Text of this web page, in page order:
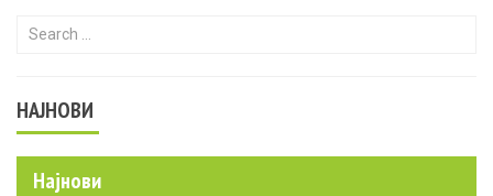
Search for:
НАЈНОВИ
Најнови